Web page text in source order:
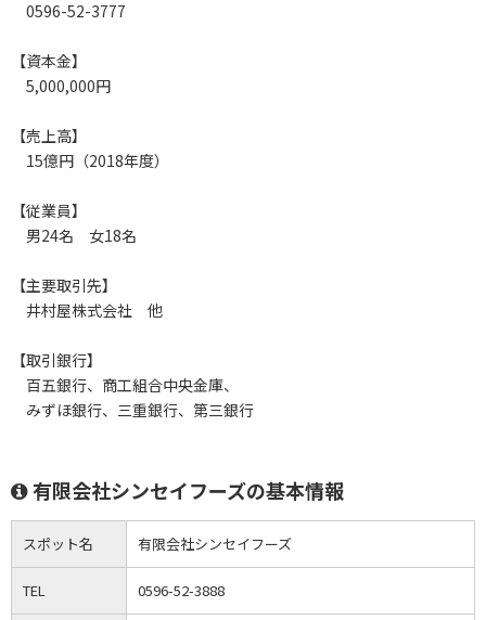
0596-52-3777
【資本金】
5,000,000円
【売上高】
15億円（2018年度）
【従業員】
男24名 女18名
【主要取引先】
井村屋株式会社 他
【取引銀行】
百五銀行、商工組合中央金庫、
みずほ銀行、三重銀行、第三銀行
有限会社シンセイフーズの基本情報
スポット名 有限会社シンセイフーズ
TEL 0596-52-3888